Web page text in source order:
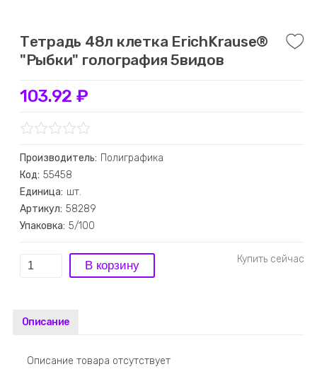
Тетрадь 48л клетка ErichKrause®
"Рыбки" голография 5видов
103.92 ₽
Производитель: Полиграфика
Код: 55458
Единица: шт.
Артикул: 58289
Упаковка: 5/100
Описание
Описание товара отсутствует